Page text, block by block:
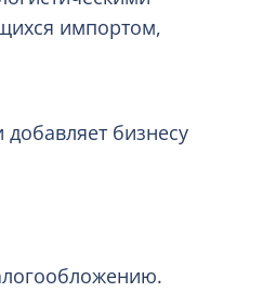
импортом,
бизнесу